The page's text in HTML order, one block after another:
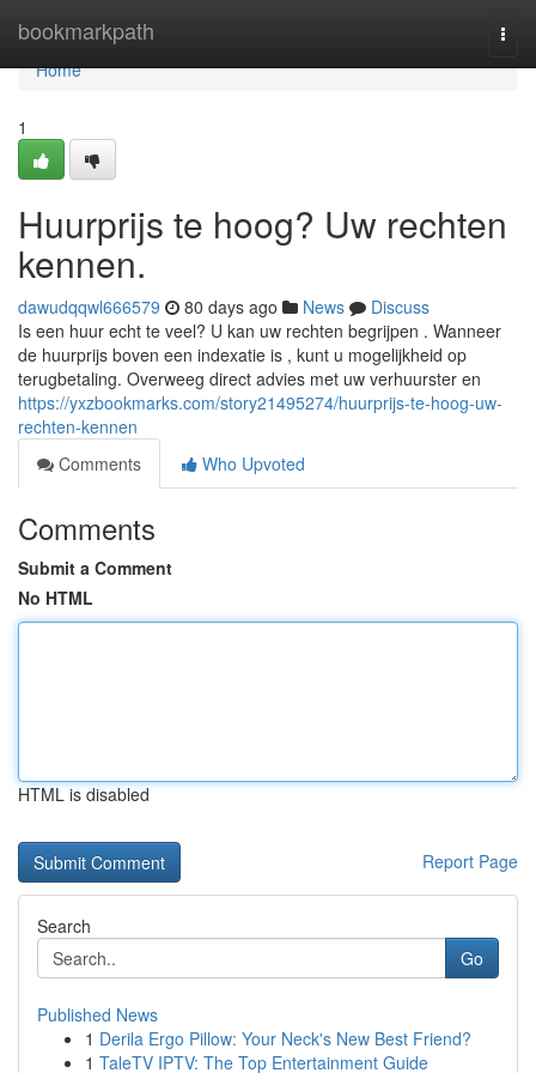
bookmarkpath
Home
Home
1
Huurprijs te hoog? Uw rechten
kennen.
dawudqqwl666579 80 days ago News
Discuss
Is een huur echt te veel? U kan uw rechten begrijpen . Wanneer
de huurprijs boven een indexatie is , kunt u mogelijkheid op
terugbetaling. Overweeg direct advies met uw verhuurster en
https://yxzbookmarks.com/story21495274/huurprijs-te-hoog-uw-
rechten-kennen
Comments
Who Upvoted
Comments
Submit a Comment
No HTML
HTML is disabled
Report Page
Search
Go
Published News
1 Derila Ergo Pillow: Your Neck's New Best Friend?
1 TaleTV IPTV: The Top Entertainment Guide